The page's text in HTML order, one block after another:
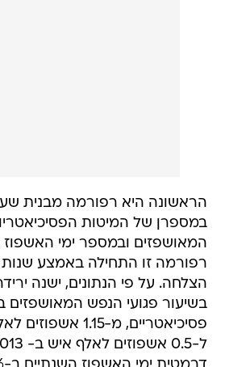
הראשונה היא רפורמה מבנית
במספרן של המיטות
המאושפזים ובמספר ימי
הצלחה. על פי הנתונים, ישנה
בשיעור פגועי הנפש המאושפזים